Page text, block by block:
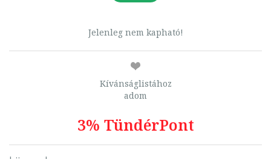
Jelenleg nem kapható!
Kívánságlistához
adom
3% TündérPont